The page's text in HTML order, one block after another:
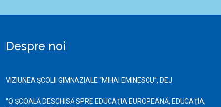
Despre noi
VIZIUNEA ŞCOLII GIMNAZIALE “MIHAI EMINESCU”, DEJ
“O ŞCOALĂ DESCHISĂ SPRE EDUCAŢIA EUROPEANĂ, EDUCAŢIA,